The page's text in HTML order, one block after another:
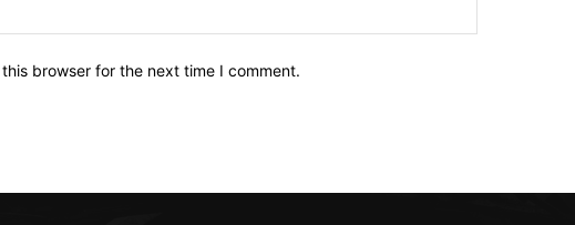
browser for the next time I comment.